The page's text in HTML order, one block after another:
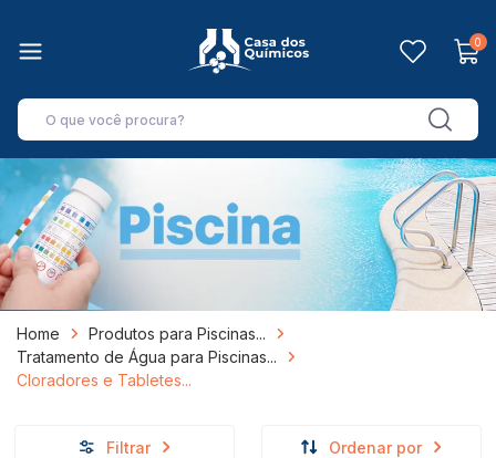
0
Home
Produtos para Piscinas
Tratamento de Água para Piscinas
Cloradores e Tabletes
Filtrar Ordenar por